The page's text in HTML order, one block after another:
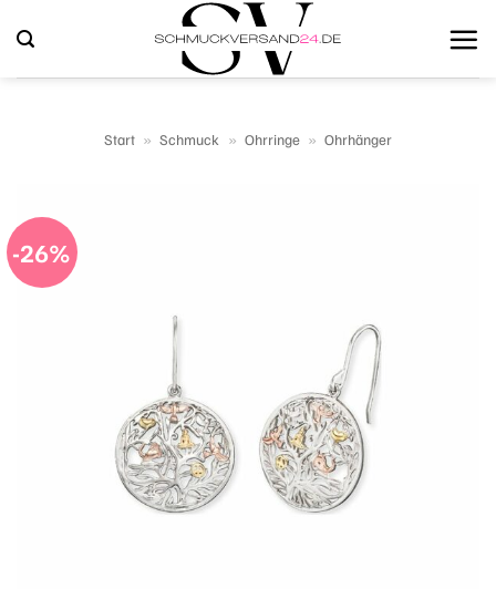
Inhalt
springen
Start » Schmuck » Ohrringe » Ohrhänger
-26%